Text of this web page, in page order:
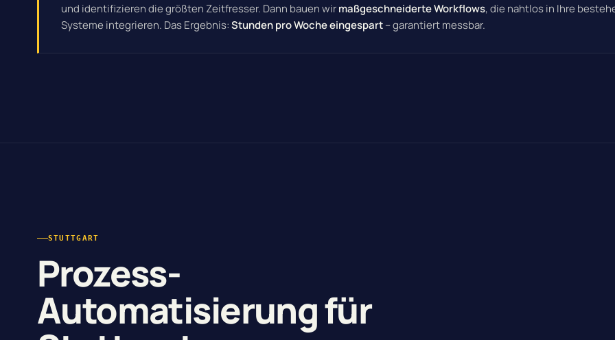
und identifizieren die größten Zeitfresser. Dann bauen wirmaßgeschneiderte Workflows, die nahtlos in Ihre
Systeme integrieren. Das Ergebnis:Stunden pro Woche eingespart– garantiert messbar.
STUTTGART
Prozess-
Automatisierung für